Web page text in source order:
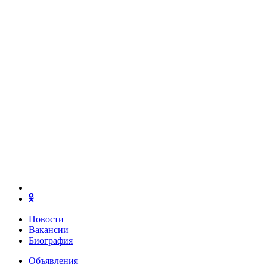
Новости
Вакансии
Биография
Объявления